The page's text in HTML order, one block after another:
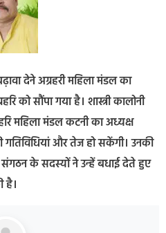
देने अग्रहरी महिला मंडल का
को सौंपा गया है। शास्त्री कालोनी
महिला मंडल कटनी का अध्यक्ष
और तेज हो सकेंगी। उनकी
संगठन के सदस्यों ने उन्हें बधाई देते हुए
है।